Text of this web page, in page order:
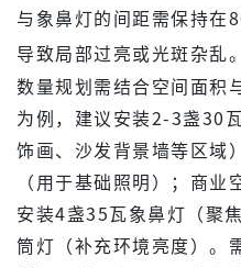
与象鼻灯的间距需保持在
导致局部过亮或光斑杂乱。
数量规划需结合空间面积
为例，建议安装2-3盏30
饰画、沙发背景墙等区域
（用于基础照明）；商业
安装4盏35瓦象鼻灯（聚
筒灯（补充环境亮度）。